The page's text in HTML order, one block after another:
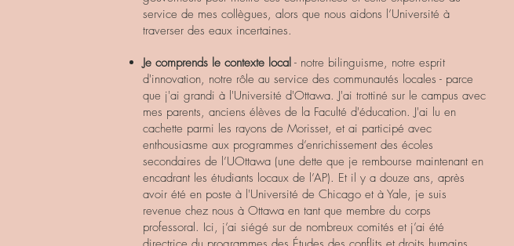
service de mes collègues, alors que nous aidons l’Université à
traverser des eaux incertaines.
Je comprends le contexte local - notre bilinguisme, notre esprit
d'innovation, notre rôle au service des communautés locales - parce
que j'ai grandi à l'Université d'Ottawa. J'ai trottiné sur le campus avec
mes parents, anciens élèves de la Faculté d'éducation. J'ai lu en
cachette parmi les rayons de Morisset, et ai participé avec
enthousiasme aux programmes d’enrichissement des écoles
secondaires de l’UOttawa (une dette que je rembourse maintenant en
encadrant les étudiants locaux de l’AP). Et il y a douze ans, après
avoir été en poste à l'Université de Chicago et à Yale, je suis
revenue chez nous à Ottawa en tant que membre du corps
professoral. Ici, j’ai siégé sur de nombreux comités et j’ai été